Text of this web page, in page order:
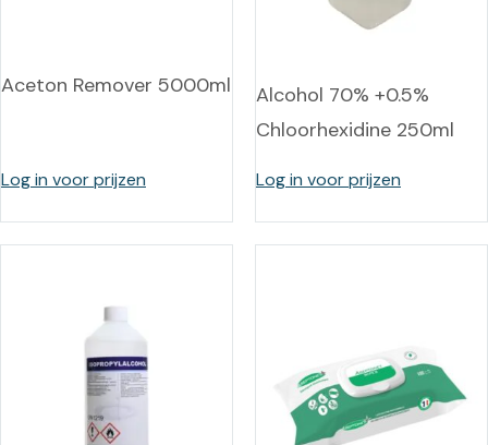
Aceton Remover 5000ml
Log in voor prijzen
Alcohol 70% +0.5%
Chloorhexidine 250ml
Log in voor prijzen